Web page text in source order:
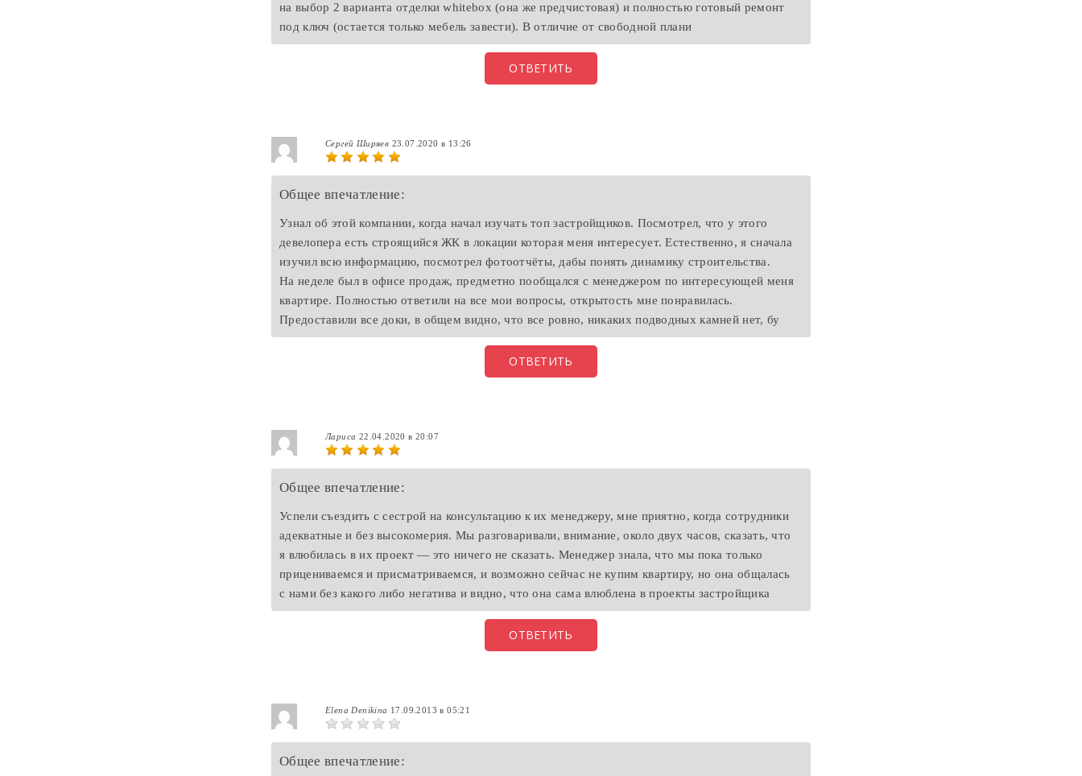
на выбор 2 варианта отделки whitebox (она же предчистовая) и полностью готовый ремонт
под ключ (остается только мебель завести). В отличие от свободной плани
ОТВЕТИТЬ
Сергей Ширяев 23.07.2020 в 13:26
Общее впечатление:
Узнал об этой компании, когда начал изучать топ застройщиков. Посмотрел, что у этого
девелопера есть строящийся ЖК в локации которая меня интересует. Естественно, я сначала
изучил всю информацию, посмотрел фотоотчёты, дабы понять динамику строительства.
На неделе был в офисе продаж, предметно пообщался с менеджером по интересующей меня
квартире. Полностью ответили на все мои вопросы, открытость мне понравилась.
Предоставили все доки, в общем видно, что все ровно, никаких подводных камней нет, бу
ОТВЕТИТЬ
Лариса 22.04.2020 в 20:07
Общее впечатление:
Успели съездить с сестрой на консультацию к их менеджеру, мне приятно, когда сотрудники
адекватные и без высокомерия. Мы разговаривали, внимание, около двух часов, сказать, что
я влюбилась в их проект — это ничего не сказать. Менеджер знала, что мы пока только
прицениваемся и присматриваемся, и возможно сейчас не купим квартиру, но она общалась
с нами без какого либо негатива и видно, что она сама влюблена в проекты застройщика
ОТВЕТИТЬ
Elena Denikina 17.09.2013 в 05:21
Общее впечатление: